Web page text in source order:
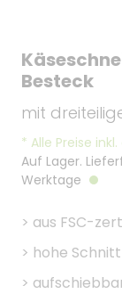
Besteck
mit
* Alle Preise
Auf Lager.
Werktage
> aus FSC-
> hohe
>